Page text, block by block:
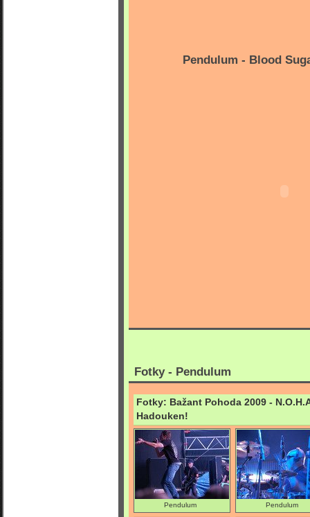
Pendulum - Blood
Fotky - Pendulum
Fotky: Bažant Pohoda 2009 -
Hadouken!
Pendulum Pendulum